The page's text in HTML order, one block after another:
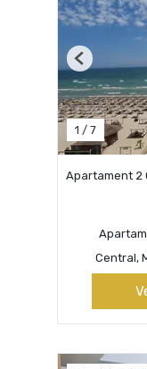
1 / 7
Previous
Apartament 2
Central,